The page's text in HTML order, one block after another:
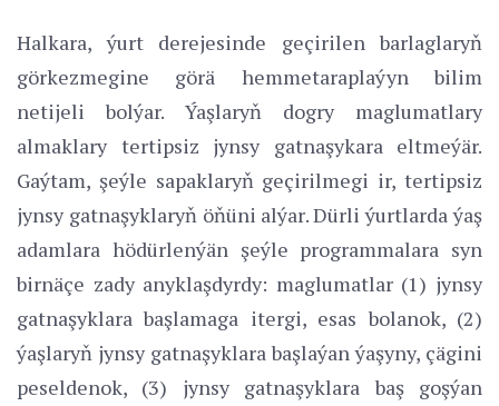
Halkara, ýurt derejesinde geçirilen barlaglaryň
görkezmegine görä hemmetaraplaýyn bilim
netijeli bolýar. Ýaşlaryň dogry maglumatlary
almaklary tertipsiz jynsy gatnaşykara eltmeýär.
Gaýtam, şeýle sapaklaryň geçirilmegi ir, tertipsiz
jynsy gatnaşyklaryň öňüni alýar. Dürli ýurtlarda ýaş
adamlara hödürlenýän şeýle programmalara syn
birnäçe zady anyklaşdyrdy: maglumatlar (1) jynsy
gatnaşyklara başlamaga itergi, esas bolanok, (2)
ýaşlaryň jynsy gatnaşyklara başlaýan ýaşyny, çägini
peseldenok, (3) jynsy gatnaşyklara baş goşýan